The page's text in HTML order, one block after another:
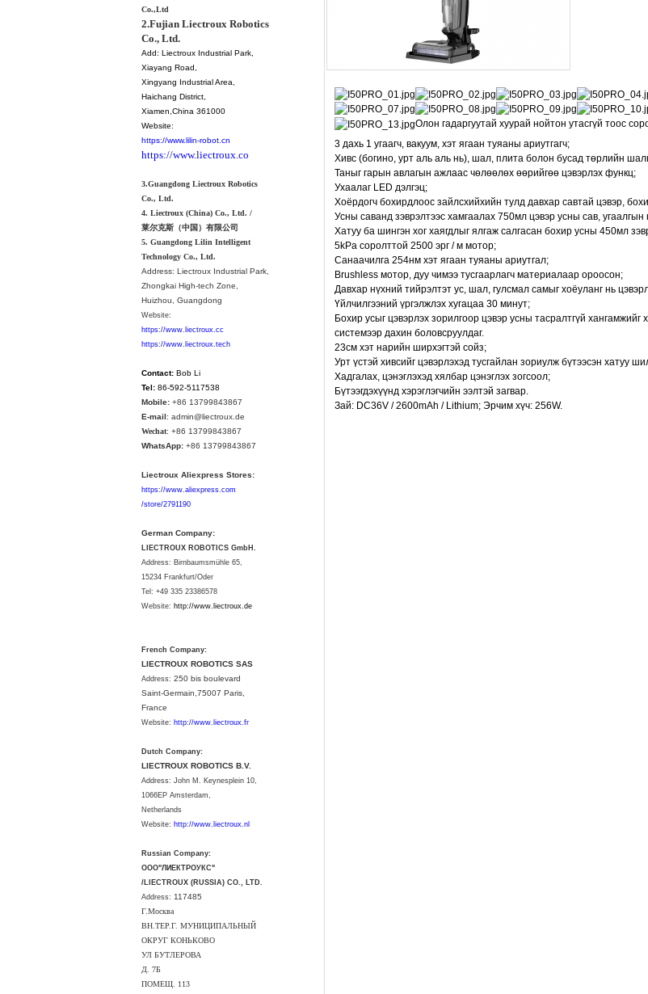
Co.,Ltd
2.Fujian Liectroux Robotics
Co., Ltd.
Add: Liectroux Industrial Park,
Xiayang Road,
Xingyang Industrial Area,
Haichang District,
Xiamen ,China 361000
Website:
https://www.lilin-robot.cn
https://www.liectroux.co
3.Guangdong Liectroux Robotics
Co., Ltd.
4. Liectroux (China) Co., Ltd. /
莱尔克斯（中国）有限公司
5. Guangdong Lilin Intelligent
Technology Co., Ltd.
Address: Liectroux Industrial Park,
Zhongkai High-tech Zone,
Huizhou, Guangdong
Website:
https://www.liectroux.cc
https://www.liectroux.tech
Contact:Bob Li
Tel:86-592-5117538
Mobile:+86 13799843867
E-mail: admin@liectroux.de
Wechat: +86 13799843867
WhatsApp:+86 13799843867
Liectroux Aliexpress Stores:
https://www.aliexpress.com
/store/2791190
German Company:
LIECTROUX ROBOTICS GmbH.
Address: Birnbaumsmühle 65,
15234 Frankfurt/Oder
Tel: +49 335 23386578
Website: http://www.liectroux.de
French Company:
LIECTROUX ROBOTICS SAS
Address: 250 bis boulevard
Saint-Germain,75007 Paris,
France
Website: http://www.liectroux.fr
Dutch Company:
LIECTROUX ROBOTICS B.V.
Address: John M. Keynesplein 10,
1066EP Amsterdam,
Netherlands
Website: http://www.liectroux.nl
Russian Company:
ООО"ЛИЕКТРОУКС"
/LIECTROUX (RUSSIA) CO., LTD.
Address: 117485
Г.Москва
ВН.ТЕР.Г. МУНИЦИПАЛЬНЫЙ
ОКРУГ КОНЬКОВО
УЛ БУТЛЕРОВА
Д. 7Б
ПОМЕЩ. 113
Олон гадаргуутай хуурай нойтон утасгүй тоос
3 дахь 1 угаагч, вакуум, хэт ягаан туяаны ариутгагч;
Хивс (богино, урт аль аль нь), шал, плита болон бусад төрлийн
Таныг гарын авлагын ажлаас чөлөөлөх өөрийгөө цэвэрлэх функц;
Ухаалаг LED дэлгэц;
Хоёрдогч бохирдлоос зайлсхийхийн тулд давхар савтай цэвэр,
Усны саванд зэврэлтээс хамгаалах 750мл цэвэр усны сав, угаалгын
Хатуу ба шингэн хог хаягдлыг ялгаж салгасан бохир усны 450мл
5kPa соролттой 2500 эрг / м мотор;
Санаачилга 254нм хэт ягаан туяаны ариутгал;
Brushless мотор, дуу чимээ тусгаарлагч материалаар ороосон;
Давхар нүхний тийрэлтэт ус, шал, гулсмал самыг хоёуланг нь
Үйлчилгээний үргэлжлэх хугацаа 30 минут;
Бохир усыг цэвэрлэх зорилгоор цэвэр усны тасралтгүй хангамжийг
системээр дахин боловсруулдаг.
23см хэт нарийн ширхэгтэй сойз;
Урт үстэй хивсийг цэвэрлэхэд тусгайлан зориулж бүтээсэн хатуу
Хадгалах, цэнэглэхэд хялбар цэнэглэх зогсоол;
Бүтээгдэхүүнд хэрэглэгчийн ээлтэй загвар.
Зай: DC36V / 2600mAh / Lithium; Эрчим хүч: 256W.